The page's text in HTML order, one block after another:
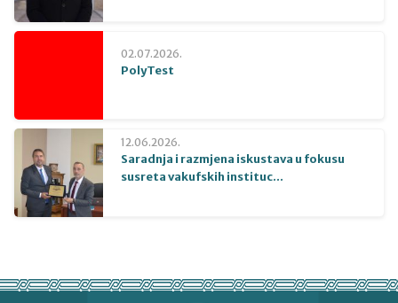
02.07.2026.
PolyTest
12.06.2026.
Saradnja i razmjena iskustava u fokusu
susreta vakufskih instituc...